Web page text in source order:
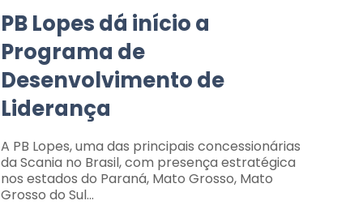
PB Lopes dá início a
Programa de
Desenvolvimento de
Liderança
A PB Lopes, uma das principais concessionárias
da Scania no Brasil, com presença estratégica
nos estados do Paraná, Mato Grosso, Mato
Grosso do Sul…